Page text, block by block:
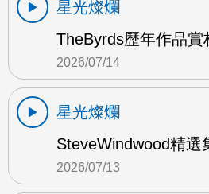
星光燦爛
TheByrds歷年作品賞
2026/07/14
星光燦爛
SteveWindwood精選
2026/07/13